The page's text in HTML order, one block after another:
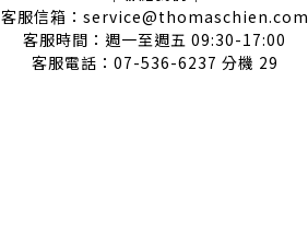
客服信箱：service@thomaschien.com
客服時間：週一至週五 09:30-17:00
客服電話：07-536-6237 分機 29